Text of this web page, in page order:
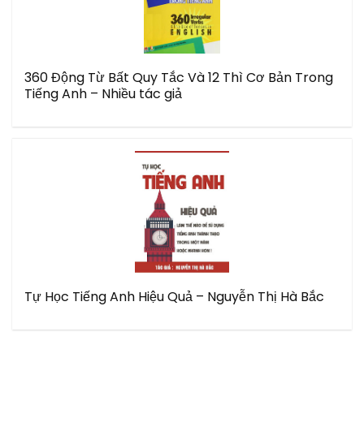
360 Động Từ Bất Quy Tắc Và 12 Thì Cơ Bản Trong
Tiếng Anh – Nhiều tác giả
Tự Học Tiếng Anh Hiệu Quả – Nguyễn Thị Hà Bắc